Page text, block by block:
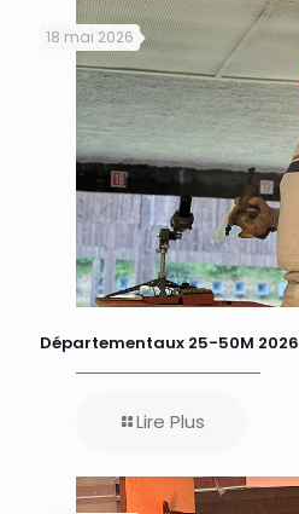
18 mai 2026
Départementaux 25-50M 2026
Lire Plus